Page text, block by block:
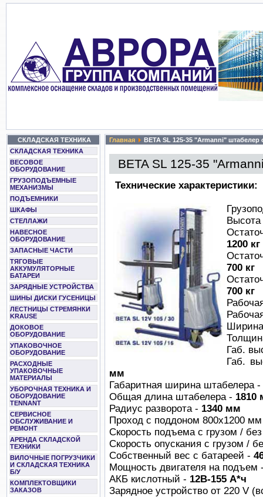
СКЛАДСКАЯ ТЕХНИКА
СКЛАДСКАЯ ТЕХНИКА
ВЕСОВОЕ
ОБОРУДОВАНИЕ
ГРУЗОПОДЪЕМНЫЕ
МЕХАНИЗМЫ
ПОДЪЕМНИКИ
ШКАФЫ
СТЕЛЛАЖИ
НАВЕСНОЕ
ОБОРУДОВАНИЕ
ЗАПАСНЫЕ ЧАСТИ
ТЯГОВЫЕ
АККУМУЛЯТОРНЫЕ
БАТАРЕИ
ЗАРЯДНЫЕ УСТРОЙСТВА
ШИНЫ ДИСКИ ГУСЕНИЦЫ
ЛЕСТНИЦЫ СТРЕМЯНКИ
KRAUSE
ДОКОВОЕ
ОБОРУДОВАНИЕ
УПАКОВОЧНОЕ
ОБОРУДОВАНИЕ
РАСХОДНЫЕ
УПАКОВОЧНЫЕ
МАТЕРИАЛЫ
УБОРОЧНАЯ ТЕХНИКА И
ОБОРУДОВАНИЕ
TENNANT
СЕРВИСНОЕ
ОБСЛУЖИВАНИЕ И
РЕМОНТ
АРЕНДА СКЛАДСКОЙ
ТЕХНИКИ
ВИЛОЧНЫЕ ПОГРУЗЧИКИ
И СКЛАДСКАЯ ТЕХНИКА
Б/У
КОМПЛЕКТОВЩИКИ
ЗАКАЗОВ
Главная BETA SL 125-35 "Armanni"
BETA SL 125-35
Технические характеристики:
1200 кг
700 кг
700 кг
Габ.
Габ.
мм
Габаритная ширина штабелера -
Общая длина штабелера - 1810
Радиус разворота - 1340 мм
Проход с поддоном 800х1200
Скорость подъема с грузом /
Скорость опускания с грузом /
Собственный вес с батареей -
Мощность двигателя на подъем
АКБ кислотный - 12В-155 А*ч
Зарядное устройство от 220 V